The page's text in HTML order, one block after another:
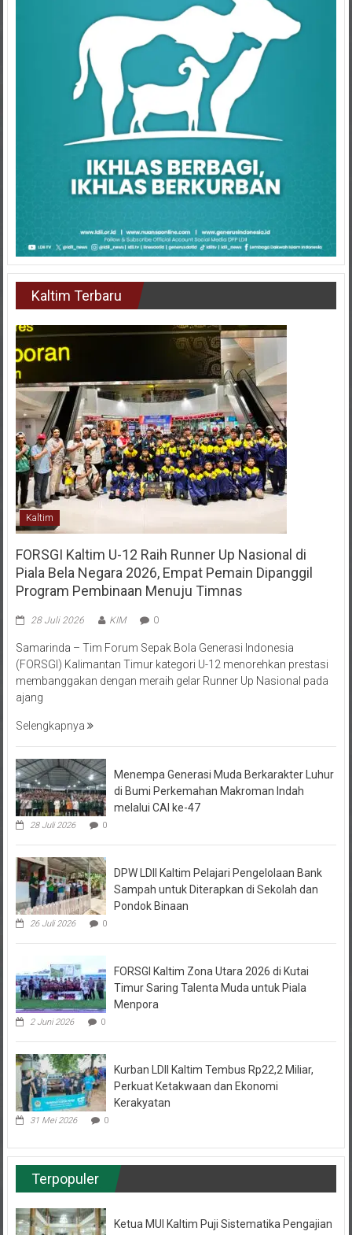
Kaltim Terbaru
Kaltim
FORSGI Kaltim U-12 Raih Runner Up Nasional di
Piala Bela Negara 2026, Empat Pemain Dipanggil
Program Pembinaan Menuju Timnas
(FORSGI) Kalimantan Timur kategori U-12 menorehkan prestasi
membanggakan dengan meraih gelar Runner Up Nasional pada
ajang
di Bumi Perkemahan Makroman Indah
melalui CAI ke-47
28 Juli 2026 0
Sampah untuk Diterapkan di Sekolah dan
Pondok Binaan
26 Juli 2026 0
Timur Saring Talenta Muda untuk Piala
Menpora
2 Juni 2026 0
Perkuat Ketakwaan dan Ekonomi
Kerakyatan
31 Mei 2026 0
Terpopuler
LDII: “Bisa Menjadi Rujukan”